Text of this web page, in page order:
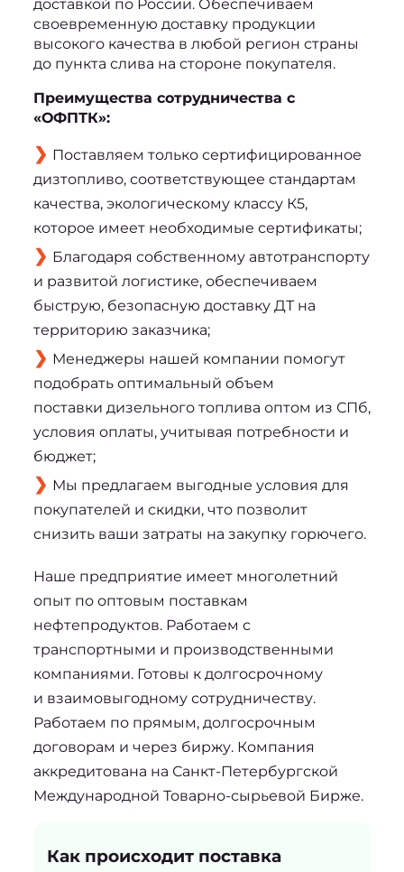
доставкой по России. Обеспечиваем
своевременную доставку продукции
высокого качества в любой регион страны
до пункта слива на стороне покупателя.
Преимущества сотрудничества с
«ОФПТК»:
Поставляем только сертифицированное
дизтопливо, соответствующее стандартам
качества, экологическому классу К5,
которое имеет необходимые сертификаты;
Благодаря собственному автотранспорту
и развитой логистике, обеспечиваем
быструю, безопасную доставку ДТ на
территорию заказчика;
Менеджеры нашей компании помогут
подобрать оптимальный объем
поставки дизельного топлива оптом из СПб,
условия оплаты, учитывая потребности и
бюджет;
Мы предлагаем выгодные условия для
покупателей и скидки, что позволит
снизить ваши затраты на закупку горючего.
Наше предприятие имеет многолетний
опыт по оптовым поставкам
нефтепродуктов. Работаем с
транспортными и производственными
компаниями. Готовы к долгосрочному
и взаимовыгодному сотрудничеству.
Работаем по прямым, долгосрочным
договорам и через биржу. Компания
аккредитована на Санкт-Петербургской
Международной Товарно-сырьевой Бирже.
Как происходит поставка